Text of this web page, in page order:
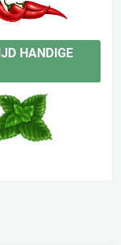
HANDIGE